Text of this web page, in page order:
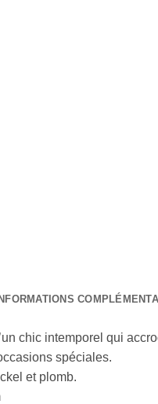
chic intemporel qui
spéciales.
et plomb.